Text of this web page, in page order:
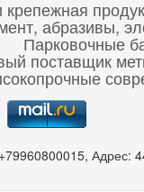
крепежная
абразивы,
Парковочные
поставщик
+79960800015, Адрес: